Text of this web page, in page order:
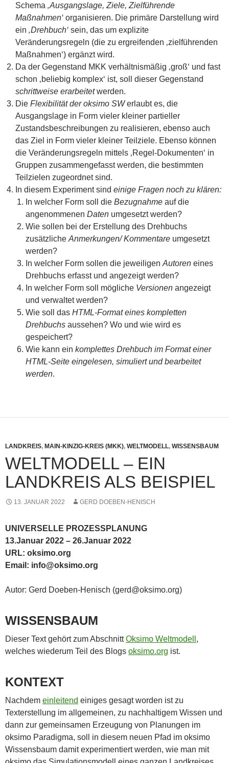
Schema ‚Ausgangslage, Ziele, Zielführende
Maßnahmen‘ organisieren. Die primäre Darstellung wird
ein ‚Drehbuch‘ sein, das um explizite
Veränderungsregeln (die zu ergreifenden ‚zielführenden
Maßnahmen‘) ergänzt wird.
Da der Gegenstand MKK verhältnismäßig ‚groß‘ und fast
schon ‚beliebig komplex‘ ist, soll dieser Gegenstand
schrittweise erarbeitetwerden.
Die Flexibilität der oksimo SWerlaubt es, die
Ausgangslage in Form vieler kleiner partieller
Zustandsbeschreibungen zu realisieren, ebenso auch
das Ziel in Form vieler kleiner Teilziele. Ebenso können
die Veränderungsregeln mittels ‚Regel-Dokumenten‘ in
Gruppen zusammengefasst werden, die bestimmten
Teilzielen zugeordnet sind.
In diesem Experiment sind einige Fragen noch zu klären:
In welcher Form soll die Bezugnahme auf die
angenommenen Daten umgesetzt werden?
Wie sollen bei der Erstellung des Drehbuchs
zusätzliche Anmerkungen/ Kommentare umgesetzt
werden?
In welcher Form sollen die jeweiligen Autoren eines
Drehbuchs erfasst und angezeigt werden?
In welcher Form soll mögliche Versionen angezeigt
und verwaltet werden?
Wie soll das HTML-Format eines kompletten
Drehbuchs aussehen? Wo und wie wird es
gespeichert?
Wie kann ein komplettes Drehbuch im Format einer
HTML-Seite eingelesen, simuliert und bearbeitet
werden.
LANDKREIS, MAIN-KINZIG-KREIS (MKK), WELTMODELL, WISSENSBAUM
WELTMODELL – EIN
LANDKREIS ALS BEISPIEL
13. JANUAR 2022 GERD DOEBEN-HENISCH
UNIVERSELLE PROZESSPLANUNG
13.Januar 2022 – 26.Januar 2022
URL: oksimo.org
Email: info@oksimo.org
Autor: Gerd Doeben-Henisch (gerd@oksimo.org)
WISSENSBAUM
Dieser Text gehört zum AbschnittOksimo Weltmodell ,
welches wiederum Teil des Blogs oksimo.org ist.
KONTEXT
Nachdem einleitend einiges gesagt worden ist zu
Texterstellung im allgemeinen, zu nachhaltigem Wissen und
dann zur gemeinsamen Erzeugung von Planungen im
oksimo Paradigma, soll in diesem neuen Pfad im oksimo
Wissensbaum damit experimentiert werden, wie man mit